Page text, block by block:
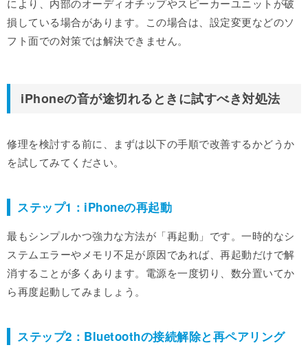
により、内部のオーディオチップやスピーカーユニットが破
損している場合があります。この場合は、設定変更などのソ
フト面での対策では解決できません。
iPhoneの音が途切れるときに試すべき対処法
修理を検討する前に、まずは以下の手順で改善するかどうか
を試してみてください。
ステップ1：iPhoneの再起動
最もシンプルかつ強力な方法が「再起動」です。一時的なシ
ステムエラーやメモリ不足が原因であれば、再起動だけで解
消することが多くあります。電源を一度切り、数分置いてか
ら再度起動してみましょう。
ステップ2：Bluetoothの接続解除と再ペアリング